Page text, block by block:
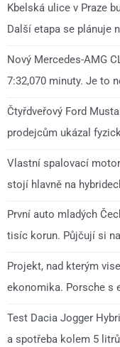
Kbelská ulice v Praze
Další etapa se plánuje
Nový Mercedes-AMG
7:32,070 minuty. Je to
Čtyřdveřový Ford
prodejcům ukázal
Vlastní spalovací
stojí hlavně na
První auto mladých
tisíc korun. Půjčují si
Projekt, nad kterým
ekonomika. Porsche s
Test Dacia Jogger
a spotřeba kolem 5